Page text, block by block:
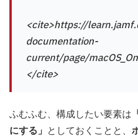
<cite>https://
documentation-
current/page/
</cite>
ふむふむ、構成したい要素は
にする」 としておくことと、